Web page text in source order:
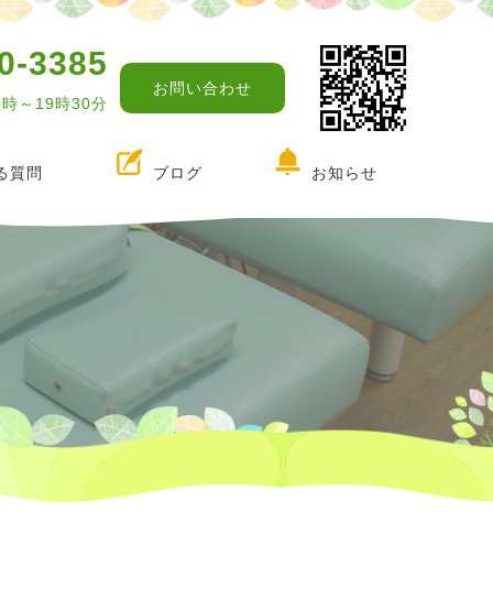
3385
～19時30分
お問い合わせ
質問 ブログ お知らせ